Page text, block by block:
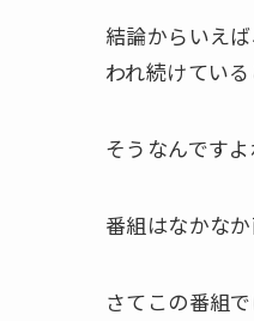
結論からいえ
われ続けてい
そうなんです
番組はなかな
さてこの番組